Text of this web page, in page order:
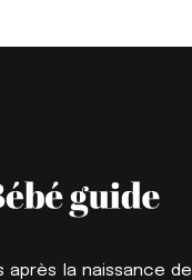
après la naissance